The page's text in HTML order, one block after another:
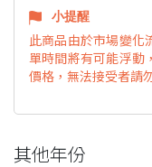
小提醒
此商品由於市場變化
單時間將有可能浮動
價格，無法接受者請
其他年份